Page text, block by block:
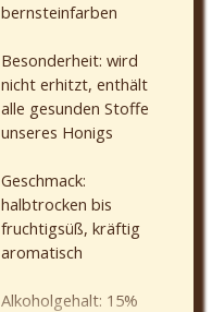
bernsteinfarben
Besonderheit: wird
nicht erhitzt, enthält
alle gesunden Stoffe
unseres Honigs
Geschmack:
halbtrocken bis
fruchtigsüß, kräftig
aromatisch
Alkoholgehalt: 15%